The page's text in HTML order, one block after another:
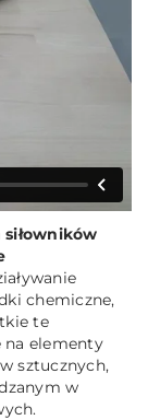
chemiczne,
te
na elementy
sztucznych,
w